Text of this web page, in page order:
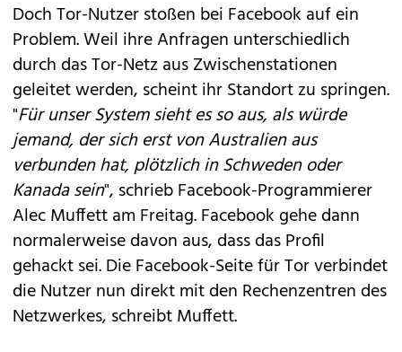
Doch Tor-Nutzer stoßen bei Facebook auf ein
Problem. Weil ihre Anfragen unterschiedlich
durch das Tor-Netz aus Zwischenstationen
geleitet werden, scheint ihr Standort zu springen.
"Für unser System sieht es so aus, als würde
jemand, der sich erst von Australien aus
verbunden hat, plötzlich in Schweden oder
Kanada sein", schrieb Facebook-Programmierer
Alec Muffett am Freitag. Facebook gehe dann
normalerweise davon aus, dass das Profil
gehackt sei. Die Facebook-Seite für Tor verbindet
die Nutzer nun direkt mit den Rechenzentren des
Netzwerkes, schreibt Muffett.